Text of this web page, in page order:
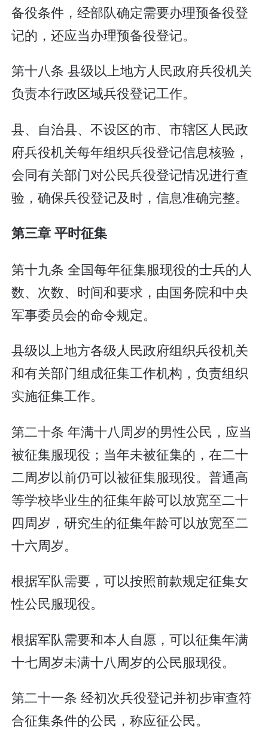
备役条件，经部队确定需要办理预备役登
记的，还应当办理预备役登记。
第十八条 县级以上地方人民政府兵役机关
负责本行政区域兵役登记工作。
县、自治县、不设区的市、市辖区人民政
府兵役机关每年组织兵役登记信息核验，
会同有关部门对公民兵役登记情况进行查
验，确保兵役登记及时，信息准确完整。
第三章 平时征集
第十九条 全国每年征集服现役的士兵的人
数、次数、时间和要求，由国务院和中央
军事委员会的命令规定。
县级以上地方各级人民政府组织兵役机关
和有关部门组成征集工作机构，负责组织
实施征集工作。
第二十条 年满十八周岁的男性公民，应当
被征集服现役；当年未被征集的，在二十
二周岁以前仍可以被征集服现役。普通高
等学校毕业生的征集年龄可以放宽至二十
四周岁，研究生的征集年龄可以放宽至二
十六周岁。
根据军队需要，可以按照前款规定征集女
性公民服现役。
根据军队需要和本人自愿，可以征集年满
十七周岁未满十八周岁的公民服现役。
第二十一条 经初次兵役登记并初步审查符
合征集条件的公民，称应征公民。